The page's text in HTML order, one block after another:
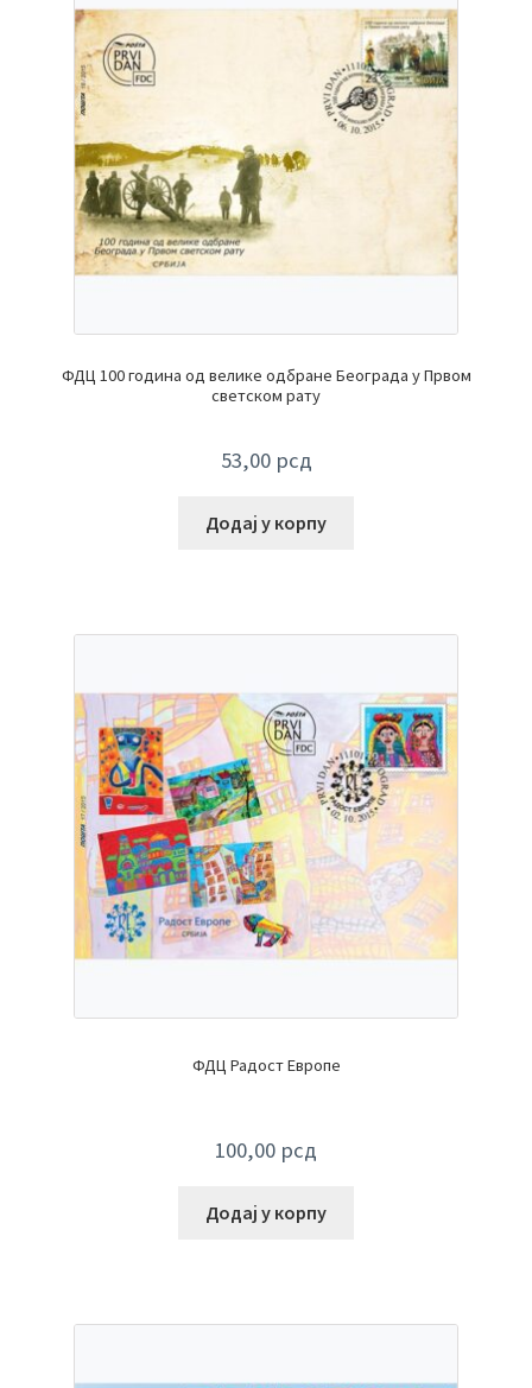
ФДЦ 100 година од велике одбране Београда у Првом
светском рату
53,00 рсд
Додај у корпу
ФДЦ Радост Европе
100,00 рсд
Додај у корпу